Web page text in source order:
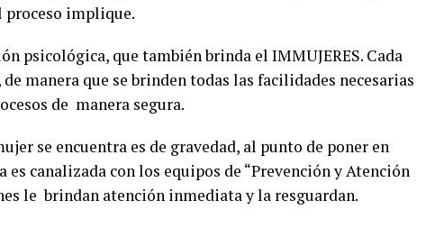
proceso implique.
psicológica, que también brinda el IMMUJERES. Cada
manera que se brinden todas las facilidades necesarias
de manera segura.
se encuentra es de gravedad, al punto de poner en
canalizada con los equipos de “Prevención y Atención
le brindan atención inmediata y la resguardan.